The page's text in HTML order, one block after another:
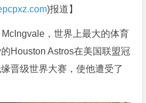
)报道】
McIngvale，世界上最大的体育
Houston Astros在美国联盟冠
晋级世界大赛，使他遭受了